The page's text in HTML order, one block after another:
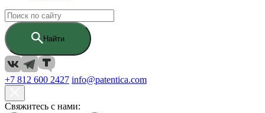
Найти
+7 812 600 2427 info@patentica.com
Свяжитесь с нами: